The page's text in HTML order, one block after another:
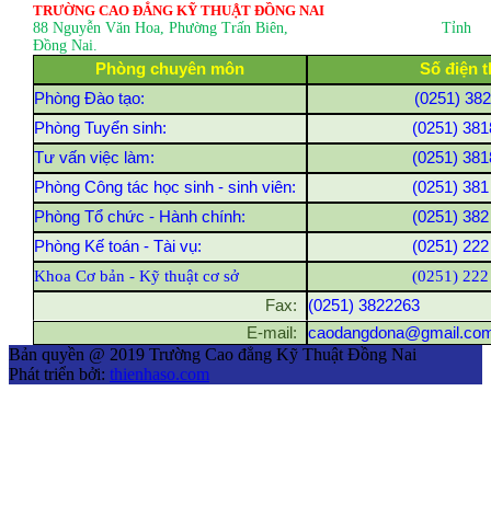
TRƯỜNG CAO ĐẲNG KỸ THUẬT ĐỒNG NAI
88 Nguyễn Văn Hoa, Phường Trấn Biên , Tỉnh
Đồng Nai.
Phòng chuyên môn
Số điện
Phòng Đào tạo:
(0251)
Phòng Tuyển sinh:
(0251)
Tư vấn việc làm:
(0251)
Phòng Công tác học sinh - sinh viên:
(0251)
Phòng Tổ chức - Hành chính:
(0251)
Phòng Kế toán - Tài vụ:
(0251)
Khoa Cơ bản - Kỹ thuật cơ sở
(0251)
Fax:
(0251) 3822263
E-mail:
Bản quyền @ 2019 Trường Cao đẳng Kỹ Thuật Đồng Nai
Phát triển bởi: thienhaso.com